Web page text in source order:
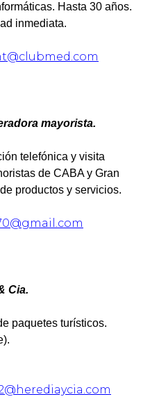
Hasta 30 años.
inmediata.
mayorista.
telefónica y visita
de CABA y Gran
productos y servicios.
Cia.
paquetes turísticos.